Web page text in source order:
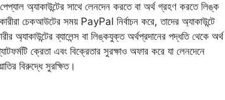
​​অ্যাকাউন্টের সাথে লেনদেন করতে বা অর্থ গ্রহণ করতে লিঙ্ক
চেকআউটের সময় PayPal নির্বাচন করে, তাদের অ্যাকাউন্টে
অ্যাকাউন্টের ব্যালেন্স বা লিঙ্কযুক্ত অর্থপ্রদানের পদ্ধতি থেকে অর্থ
ক্রেতা এবং বিক্রেতার সুরক্ষাও অফার করে যা লেনদেনে
বিরুদ্ধে সুরক্ষিত।